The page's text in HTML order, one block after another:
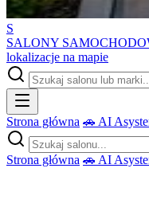
S
SALONY
lokalizacje na mapie
Strona główna 🚗 AI
Strona główna 🚗 AI